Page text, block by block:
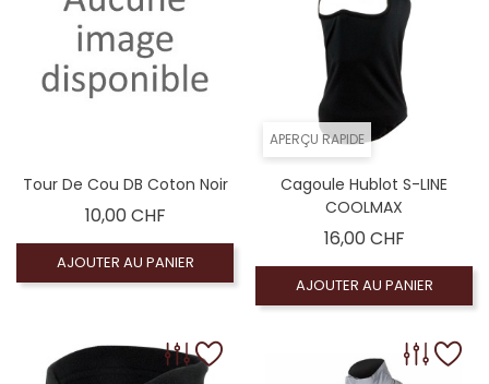
Tour De Cou DB Coton Noir
10,00 CHFPrix
AJOUTER AU PANIER
APERÇU RAPIDE
Cagoule Hublot S-LINE
COOLMAX
16,00 CHFPrix
AJOUTER AU PANIER